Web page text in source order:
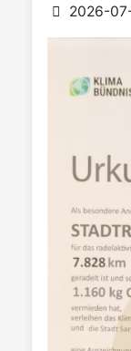
Details
2026-